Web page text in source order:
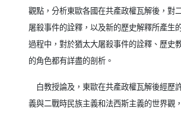
觀點，分析東歐各國在共產政權瓦解後，對
屠殺事件的詮釋，以及新的歷史解釋所產生
過程中，對於猶太大屠殺事件的詮釋、歷史
的角色都有詳盡的剖析。
白教授論及，東歐在共產政權瓦解後經歷
義與二戰時民族主義和法西斯主義的世界觀